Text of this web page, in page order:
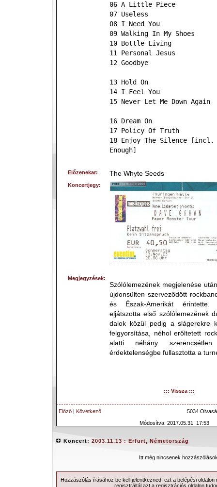
06 A Little Piece
07 Useless
08 I Need You
09 Walking In My Shoes
10 Bottle Living
11 Personal Jesus
12 Goodbye
13 Hold On
14 I Feel You
15 Never Let Me Down Again
16 Dream On
17 Policy Of Truth
18 Enjoy The Silence [incl.
Enough]
Előzenekar: The Whyte Seeds
Koncertjegy:
Megjegyzések:
Szólólemezének megjelenése
újdonsülten szerveződött
és Észak-Amerikát érintette.
eljátszotta első szólólemezének
dalok közül pedig a slágerekre
felgyorsítása, néhol erőltetett
alatti néhány
érdektelenségbe fullasztotta a
::: Vissza :::
Előző | Következő
5034
Módosítva: 2017.05.31. 17:53
Koncert: 2003.11.13 : Erfurt, Németország
Itt még nincsenek
Hozzászólás írásához be kell jelentkezned, ezt a belépésioldalon
regisztráltál azt a regisztrációs oldalon